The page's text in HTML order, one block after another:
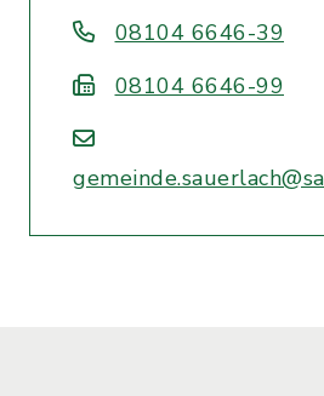
08104 6646-39
08104 6646-99